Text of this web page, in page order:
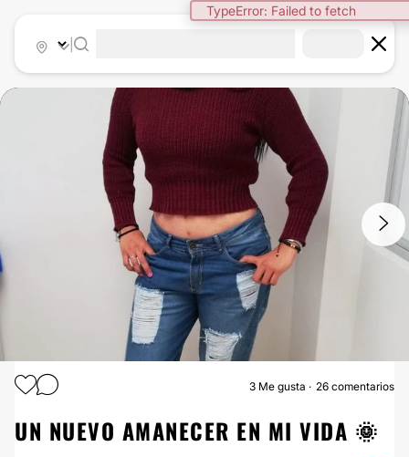
TypeError: Failed to fetch
ABDOMINOPLASTIA
3 Me gusta 26 comentarios
UN NUEVO AMANECER EN MI VIDA 🌞